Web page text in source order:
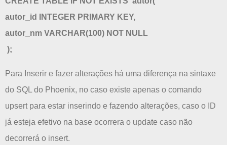
autor_id INTEGER PRIMARY KEY,
autor_nm VARCHAR(100) NOT NULL
);
Para Inserir e fazer alterações há uma diferença na sintaxe
do SQL do Phoenix, no caso existe apenas o comando
upsert para estar inserindo e fazendo alterações, caso o ID
já esteja efetivo na base ocorrera o update caso não
decorrerá o insert.